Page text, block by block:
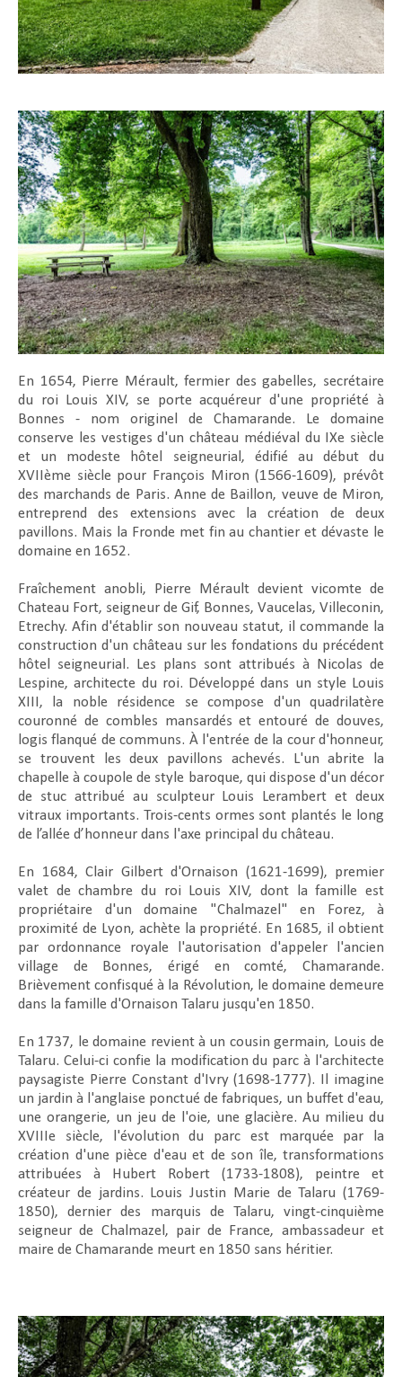
En 1654, Pierre Mérault, fermier des gabelles, secrétaire
du roi Louis XIV, se porte acquéreur d'une propriété à
Bonnes - nom originel de Chamarande. Le domaine
conserve les vestiges d'un château médiéval du IXe siècle
et un modeste hôtel seigneurial, édifié au début du
XVIIème siècle pour François Miron (1566-1609), prévôt
des marchands de Paris. Anne de Baillon, veuve de Miron,
entreprend des extensions avec la création de deux
pavillons. Mais la Fronde met fin au chantier et dévaste le
domaine en 1652.
Fraîchement anobli, Pierre Mérault devient vicomte de
Chateau Fort, seigneur de Gif, Bonnes, Vaucelas, Villeconin,
Etrechy. Afin d'établir son nouveau statut, il commande la
construction d'un château sur les fondations du précédent
hôtel seigneurial. Les plans sont attribués à Nicolas de
Lespine, architecte du roi. Développé dans un style Louis
XIII, la noble résidence se compose d'un quadrilatère
couronné de combles mansardés et entouré de douves,
logis flanqué de communs. À l'entrée de la cour d'honneur,
se trouvent les deux pavillons achevés. L'un abrite la
chapelle à coupole de style baroque, qui dispose d'un décor
de stuc attribué au sculpteur Louis Lerambert et deux
vitraux importants. Trois-cents ormes sont plantés le long
de l’allée d’honneur dans l'axe principal du château.
En 1684, Clair Gilbert d'Ornaison (1621-1699), premier
valet de chambre du roi Louis XIV, dont la famille est
propriétaire d'un domaine "Chalmazel" en Forez, à
proximité de Lyon, achète la propriété. En 1685, il obtient
par ordonnance royale l'autorisation d'appeler l'ancien
village de Bonnes, érigé en comté, Chamarande.
Brièvement confisqué à la Révolution, le domaine demeure
dans la famille d'Ornaison Talaru jusqu'en 1850.
En 1737, le domaine revient à un cousin germain, Louis de
Talaru. Celui-ci confie la modification du parc à l'architecte
paysagiste Pierre Constant d'Ivry (1698-1777). Il imagine
un jardin à l'anglaise ponctué de fabriques, un buffet d'eau,
une orangerie, un jeu de l'oie, une glacière. Au milieu du
XVIIIe siècle, l'évolution du parc est marquée par la
création d'une pièce d'eau et de son île, transformations
attribuées à Hubert Robert (1733-1808), peintre et
créateur de jardins. Louis Justin Marie de Talaru (1769-
1850), dernier des marquis de Talaru, vingt-cinquième
seigneur de Chalmazel, pair de France, ambassadeur et
maire de Chamarande meurt en 1850 sans héritier.